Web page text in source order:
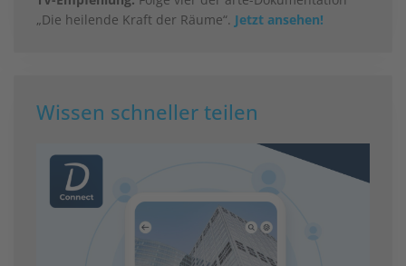
„Die heilende Kraft der Räume“. Jetzt ansehen!
Wissen schneller teilen